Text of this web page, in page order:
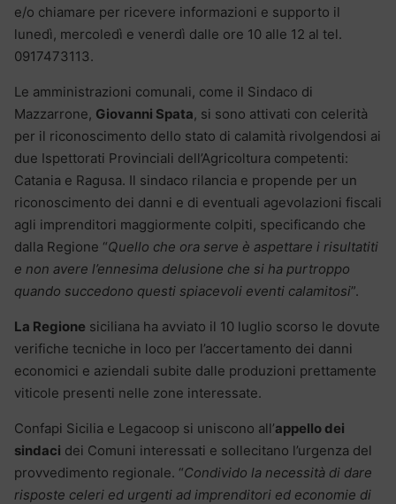
e/o chiamare per ricevere informazioni e supporto il
lunedì, mercoledì e venerdì dalle ore 10 alle 12 al tel.
0917473113.
Le amministrazioni comunali, come il Sindaco di
Mazzarrone, Giovanni Spata, si sono attivati con celerità
per il riconoscimento dello stato di calamità rivolgendosi ai
due Ispettorati Provinciali dell’Agricoltura competenti:
Catania e Ragusa. Il sindaco rilancia e propende per un
riconoscimento dei danni e di eventuali agevolazioni fiscali
agli imprenditori maggiormente colpiti, specificando che
dalla Regione “Quello che ora serve è aspettare i risultatiti
e non avere l’ennesima delusione che si ha purtroppo
quando succedono questi spiacevoli eventi calamitosi”.
La Regione siciliana ha avviato il 10 luglio scorso le dovute
verifiche tecniche in loco per l’accertamento dei danni
economici e aziendali subite dalle produzioni prettamente
viticole presenti nelle zone interessate.
Confapi Sicilia e Legacoop si uniscono all’appello dei
sindaci dei Comuni interessati e sollecitano l’urgenza del
provvedimento regionale. “Condivido la necessità di dare
risposte celeri ed urgenti ad imprenditori ed economie di